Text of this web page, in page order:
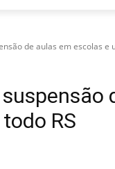
de aulas em escolas e
RS